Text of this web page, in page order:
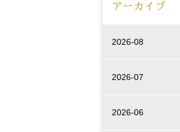
アーカイブ
2026-08
2026-07
2026-06